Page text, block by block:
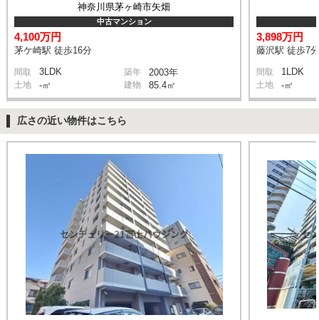
神奈川県茅ヶ崎市矢畑
中古マンション
4,100万円
茅ケ崎駅 徒歩16分
間取 3LDK 築年 2003年
土地 -㎡ 建物 85.4㎡
3,898万円
藤沢駅 徒歩7分
間取 1LDK
土地 -㎡
広さの近い物件はこちら